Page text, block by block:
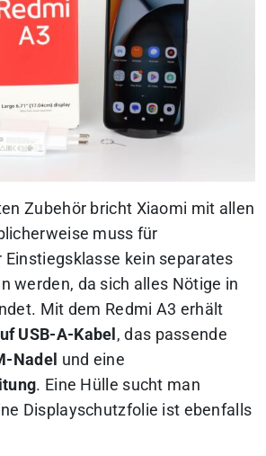
Zubehör bricht Xiaomi mit allen
muss für
Einstiegsklasse kein separates
werden, da sich alles Nötige in
Mit dem Redmi A3 erhält
USB-A-Kabel , das passende
Nadel und eine
. Eine Hülle sucht man
Displayschutzfolie ist ebenfalls